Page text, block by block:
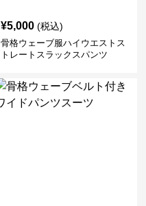
¥5,000 (税込)
骨格ウェーブ服ハイウエストス
トレートスラックスパンツ